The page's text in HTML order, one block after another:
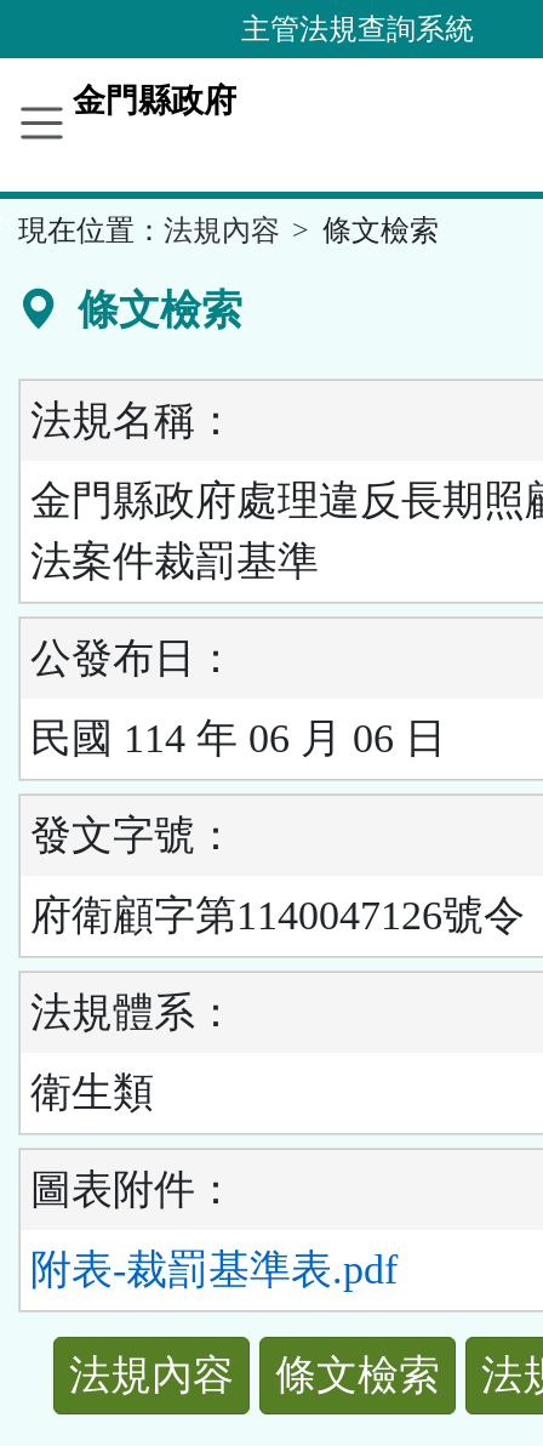
到
要
容
區
主管法規查詢系統
金門縣政府
現在位置： 法規內容 條文檢索
條文檢索
法規名稱：
金門縣政府處理違反長期照
法案件裁罰基準
公發布日：
民國 114 年 06 月 06 日
發文字號：
府衛顧字第1140047126號令
法規體系：
衛生類
圖表附件：
附表-裁罰基準表.pdf
規
法規內容 條文檢索 法